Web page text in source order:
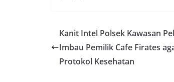
Kanit Intel Polsek Kawasan
Imbau Pemilik Cafe Firates
Protokol Kesehatan